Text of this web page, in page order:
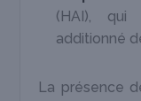
(HAI), qui
additionné
La présence